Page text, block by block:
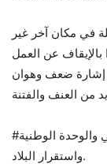
في مكان آخر غير
بالإيقاف عن العمل
إشارة ضعف وهوان
#التبوريب_النقابي خطر على السلم الأهلي والوحدة الوطنية
واستقرار البلاد.